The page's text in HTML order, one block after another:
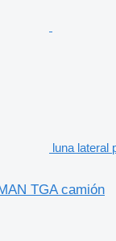
luna lateral
TGA camión